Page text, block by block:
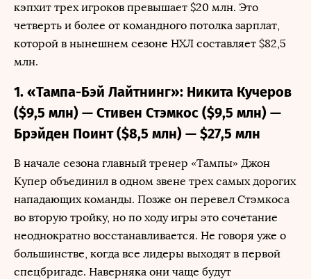
кэпхит трех игроков превышает $20 млн. Это
четверть и более от командного потолка зарплат,
которой в нынешнем сезоне НХЛ составляет $82,5
млн.
1. «Тампа-Бэй Лайтнинг»: Никита Кучеров
($9,5 млн) — Стивен Стэмкос ($9,5 млн) —
Брэйден Поинт ($8,5 млн) — $27,5 млн
В начале сезона главный тренер «Тампы» Джон
Купер объединил в одном звене трех самых дорогих
нападающих команды. Позже он перевел Стэмкоса
во вторую тройку, но по ходу игры это сочетание
неоднократно восстанавливается. Не говоря уже о
большинстве, когда все лидеры выходят в первой
спецбригаде. Наверняка они чаще будут